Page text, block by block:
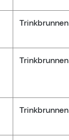
Trinkbrunnen
Trinkbrunnen
Trinkbrunnen